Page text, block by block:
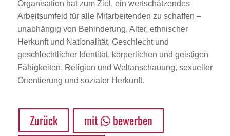
Organisation hat zum Ziel, ein wertschätzendes
Arbeitsumfeld für alle Mitarbeitenden zu schaffen –
unabhängig von Behinderung, Alter, ethnischer
Herkunft und Nationalität, Geschlecht und
geschlechtlicher Identität, körperlichen und geistigen
Fähigkeiten, Religion und Weltanschauung, sexueller
Orientierung und sozialer Herkunft.
Zurück mit
bewerben